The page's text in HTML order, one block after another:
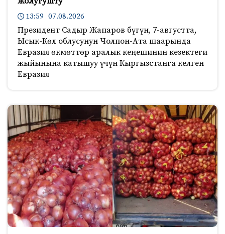
13:59 07.08.2026
Президент Садыр Жапаров бүгүн, 7-августта,
Ысык-Көл облусунун Чолпон-Ата шаарында
Евразия өкмөттөр аралык кеңешинин кезектеги
жыйынына катышуу үчүн Кыргызстанга келген
Евразия